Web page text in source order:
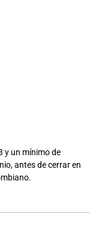
y un mínimo de
antes de cerrar en